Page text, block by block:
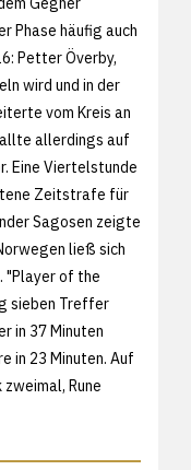
Phase häufig auch
Petter Överby,
wird und in der
vom Kreis an
allerdings auf
Eine Viertelstunde
Zeitstrafe für
Sagosen zeigte
ließ sich
"Player of the
sieben Treffer
in 37 Minuten
in 23 Minuten. Auf
Rune